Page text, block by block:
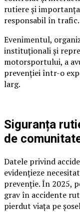
rutiere și
responsabil în trafic.
Evenimentul,
instituționali și
motorsportului, a
prevenției într-o
larg.
Siguranța
de
Datele privind
evidențieze
prevenție. În 2025,
grav în accidente
pierdut viața pe